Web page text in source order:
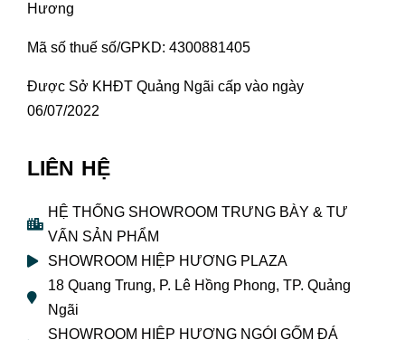
Hương
Mã số thuế số/GPKD: 4300881405
Được Sở KHĐT Quảng Ngãi cấp vào ngày
06/07/2022
LIÊN HỆ
HỆ THỐNG SHOWROOM TRƯNG BÀY & TƯ
VẤN SẢN PHẨM
SHOWROOM HIỆP HƯƠNG PLAZA
18 Quang Trung, P. Lê Hồng Phong, TP. Quảng
Ngãi
SHOWROOM HIỆP HƯƠNG NGÓI GỐM ĐÁ